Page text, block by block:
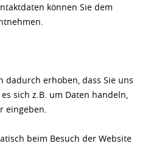
können Sie dem
dadurch erhoben, dass Sie uns
sich z.B. um Daten handeln,
eingeben.
beim Besuch der Website